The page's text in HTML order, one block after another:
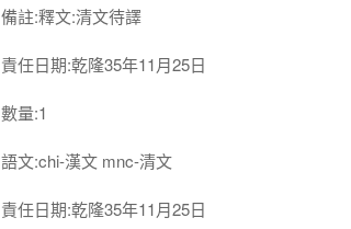
備註:釋文:清文待譯
責任日期:乾隆35年11月25日
數量:1
語文:chi-漢文 mnc-清文
責任日期:乾隆35年11月25日